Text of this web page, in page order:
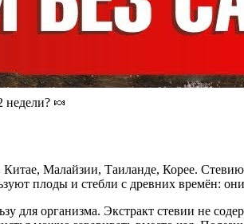
недели? 🍬
Малайзии, Таиланде, Корее.
плоды и стебли с древних времён:
для организма. Экстракт стевии не